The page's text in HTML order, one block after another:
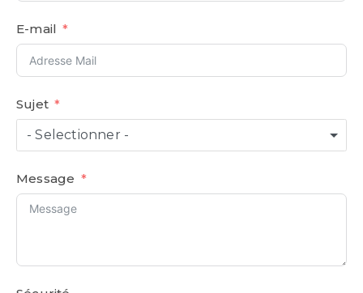
E-mail
Sujet
- Selectionner -
Message